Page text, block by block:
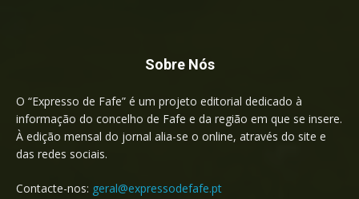
Sobre Nós
O “Expresso de Fafe” é um projeto editorial dedicado à
informação do concelho de Fafe e da região em que se insere.
À edição mensal do jornal alia-se o online, através do site e
das redes sociais.
Contacte-nos: geral@expressodefafe.pt